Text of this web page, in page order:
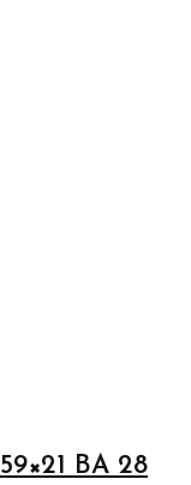
BA 28